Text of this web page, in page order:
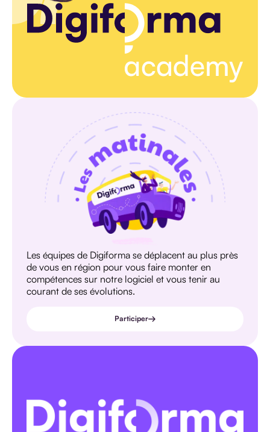
Les équipes de Digiforma se déplacent au plus près
de vous en région pour vous faire monter en
compétences sur notre logiciel et vous tenir au
courant de ses évolutions.
Participer